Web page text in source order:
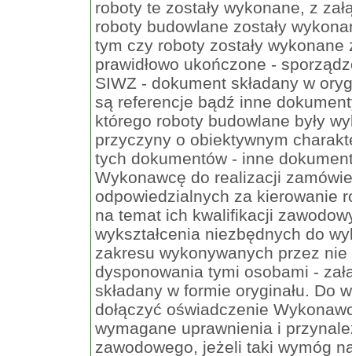
roboty te zostały wykonane, z
roboty budowlane zostały
tym czy roboty zostały
prawidłowo ukończone -
SIWZ - dokument składany w
są referencje bądź inne
którego roboty budowlane były
przyczyny o obiektywnym
tych dokumentów - inne
Wykonawcę do realizacji
odpowiedzialnych za kierowanie
na temat ich kwalifikacji
wykształcenia niezbędnych do
zakresu wykonywanych przez
dysponowania tymi osobami -
składany w formie oryginału. Do
dołączyć oświadczenie
wymagane uprawnienia i
zawodowego, jeżeli taki wymóg